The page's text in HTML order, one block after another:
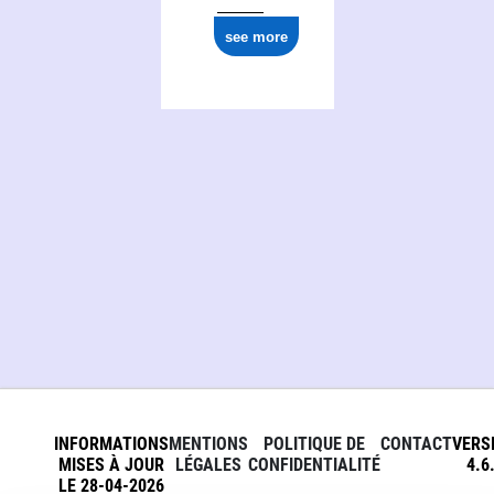
see more
INFORMATIONS
MISES À JOUR
LE 28-04-2026
MENTIONS
LÉGALES
POLITIQUE DE
CONFIDENTIALITÉ
CONTACT